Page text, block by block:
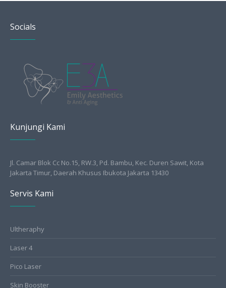
Socials
Kunjungi Kami
Jl. Camar Blok Cc No.15, RW.3, Pd. Bambu, Kec. Duren Sawit, Kota
Jakarta Timur, Daerah Khusus Ibukota Jakarta 13430
Servis Kami
Ultheraphy
Laser 4
Pico Laser
Skin Booster